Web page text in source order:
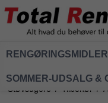
RENGØRINGSMIDLER
SOMMER-UDSALG &
Støvsugere / Tilbehør /